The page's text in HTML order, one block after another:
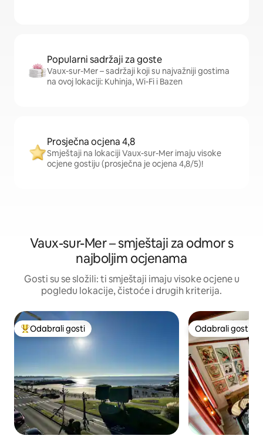
Popularni sadržaji za goste
Vaux-sur-Mer – sadržaji koji su najvažniji gostima
na ovoj lokaciji: Kuhinja, Wi-Fi i Bazen
Prosječna ocjena 4,8
Smještaji na lokaciji Vaux-sur-Mer imaju visoke
ocjene gostiju (prosječna je ocjena 4,8/5)!
Vaux-sur-Mer – smještaji za odmor s
najboljim ocjenama
Gosti su se složili: ti smještaji imaju visoke ocjene u
pogledu lokacije, čistoće i drugih kriterija.
Među najviše rangiranima s oznakom „Odabrali gosti”
Odabrali gosti Odabrali gosti
Odabrali gosti